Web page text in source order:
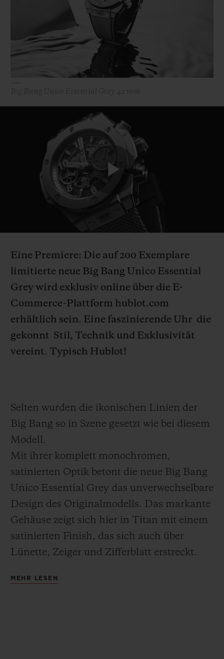
Play
Eine Premiere: Die auf 200 Exemplare
limitierte neue Big Bang Unico Essential
Grey wird exklusiv online über die E-
Commerce-Plattform hublot.com
erhältlich sein. Eine faszinierende Uhr die
gekonnt Stil, Technik und Exklusivität
vereint. Typisch Hublot!
Selten wurden die ikonischen Linien der
Big Bang so in Szene gesetzt wie bei diesem
Modell.
Mit ihrer komplett monochromen,
satinierten Optik betont die neue Big Bang
Unico Essential Grey das unverwechselbare
Design des Originalmodells. Das markante
Gehäuse zeigt sich hier in Titan mit einem
satinierten Finish, das sich auch über
Lünette, Zeiger und Zifferblatt erstreckt.
zeichnet sich die Uhr mit einem besonders
MEHR LESEN
SUMMER MULTI-
COLORED CERAMIC
BIG BANG
PEACH CERAMIC
EXKLUSIVE DIENSTLEISTUNGEN
VORAUSSICHTLICHE LIEFERZEIT
KOSTENLOSE LIEFERUNG & RÜCKSENDUNGEN
SICHERE BEZAHLUNG
KONTAKT